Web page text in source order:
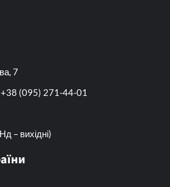
7
(095) 271-44-01
– вихідні)